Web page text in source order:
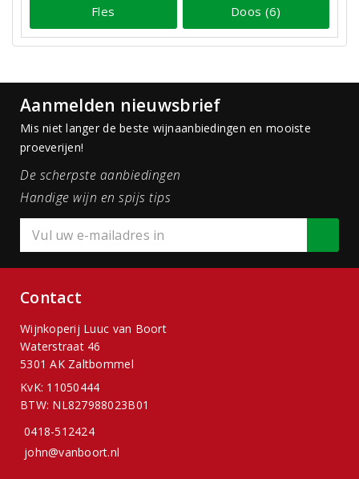
Fles Doos (6)
Aanmelden nieuwsbrief
Mis niet langer de beste wijnaanbiedingen en mooiste
proeverijen!
De scherpste aanbiedingen
Handige wijn en spijs tips
Contact
Wijnkoperij Luuc van Boort
Waterstraat 46
5301 AK Zaltbommel
KvK: 11050444
BTW: NL827988023B01
0418-512424
john@vanboort.nl